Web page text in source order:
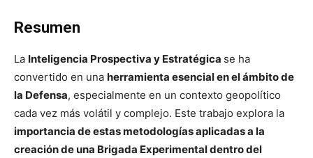
Resumen
La Inteligencia Prospectiva y Estratégica se ha
convertido en una herramienta esencial en el ámbito de
la Defensa, especialmente en un contexto geopolítico
cada vez más volátil y complejo. Este trabajo explora la
importancia de estas metodologías aplicadas a la
creación de una Brigada Experimental dentro del